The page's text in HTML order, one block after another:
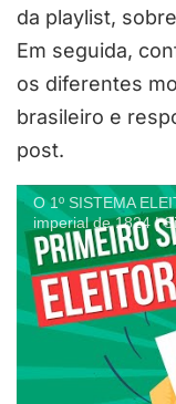
da playlist,
Em seguida,
os diferentes
brasileiro e
post.
O 1º SISTEMA
imperial de 1824 |